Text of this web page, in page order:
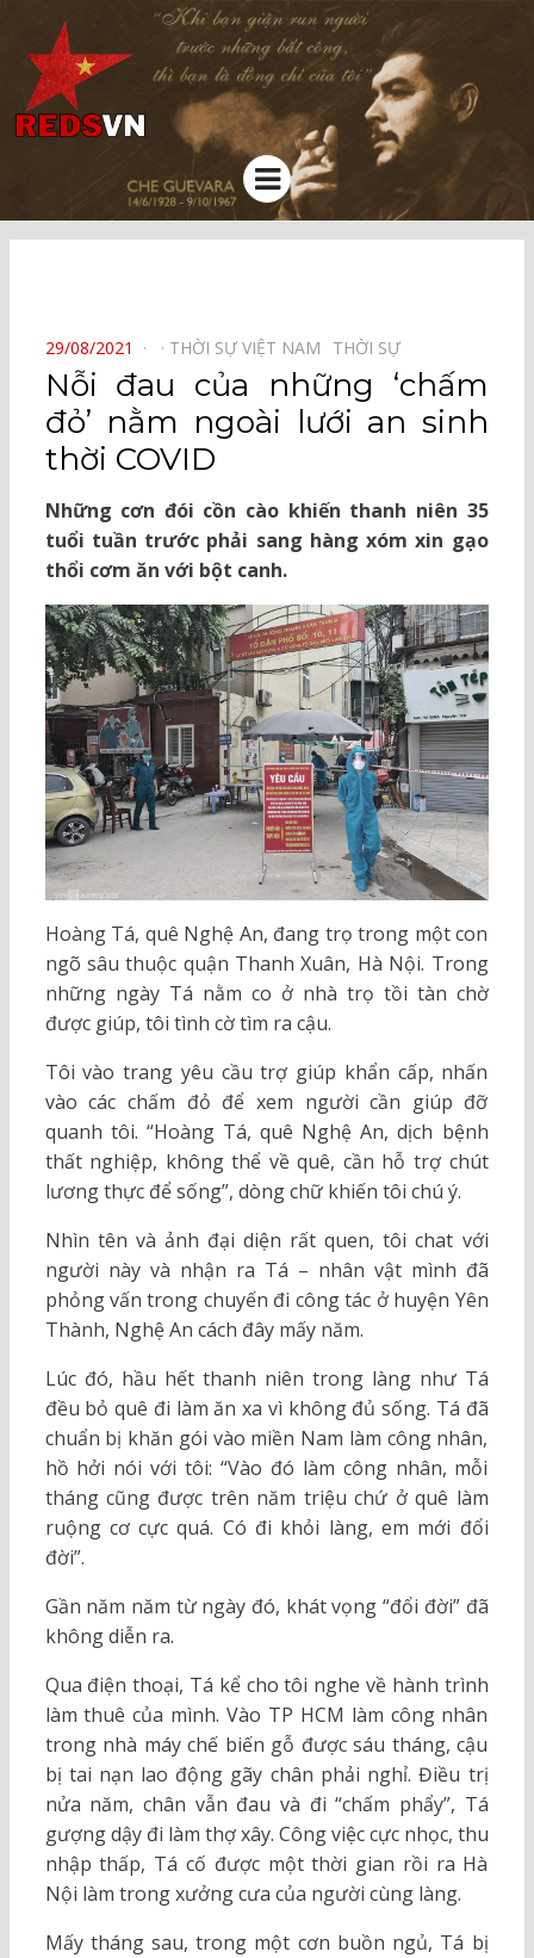
Kênh chia sẻ tri thức cộng đồng
Menu
POSTED
ON
29/08/2021 THỜI SỰ VIỆT NAM⠀ THỜI SỰ⠀
Nỗi đau của những ‘chấm
đỏ’ nằm ngoài lưới an sinh
thời COVID
Những cơn đói cồn cào khiến thanh niên 35
tuổi tuần trước phải sang hàng xóm xin gạo
thổi cơm ăn với bột canh.
Hoàng Tá, quê Nghệ An, đang trọ trong một con
ngõ sâu thuộc quận Thanh Xuân, Hà Nội. Trong
những ngày Tá nằm co ở nhà trọ tồi tàn chờ
được giúp, tôi tình cờ tìm ra cậu.
Tôi vào trang yêu cầu trợ giúp khẩn cấp, nhấn
vào các chấm đỏ để xem người cần giúp đỡ
quanh tôi. “Hoàng Tá, quê Nghệ An, dịch bệnh
thất nghiệp, không thể về quê, cần hỗ trợ chút
lương thực để sống”, dòng chữ khiến tôi chú ý.
Nhìn tên và ảnh đại diện rất quen, tôi chat với
người này và nhận ra Tá – nhân vật mình đã
phỏng vấn trong chuyến đi công tác ở huyện Yên
Thành, Nghệ An cách đây mấy năm.
Lúc đó, hầu hết thanh niên trong làng như Tá
đều bỏ quê đi làm ăn xa vì không đủ sống. Tá đã
chuẩn bị khăn gói vào miền Nam làm công nhân,
hồ hởi nói với tôi: “Vào đó làm công nhân, mỗi
tháng cũng được trên năm triệu chứ ở quê làm
ruộng cơ cực quá. Có đi khỏi làng, em mới đổi
đời”.
Gần năm năm từ ngày đó, khát vọng “đổi đời” đã
không diễn ra.
Qua điện thoại, Tá kể cho tôi nghe về hành trình
làm thuê của mình. Vào TP HCM làm công nhân
trong nhà máy chế biến gỗ được sáu tháng, cậu
bị tai nạn lao động gãy chân phải nghỉ. Điều trị
nửa năm, chân vẫn đau và đi “chấm phẩy”, Tá
gượng dậy đi làm thợ xây. Công việc cực nhọc, thu
nhập thấp, Tá cố được một thời gian rồi ra Hà
Nội làm trong xưởng cưa của người cùng làng.
Mấy tháng sau, trong một cơn buồn ngủ, Tá bị